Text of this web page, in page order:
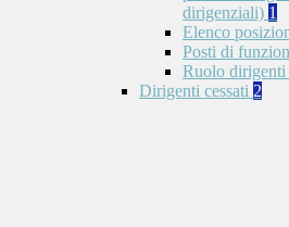
dirigenziali) 1
Elenco
Posti di
Ruolo dirigenti
Dirigenti cessati 2